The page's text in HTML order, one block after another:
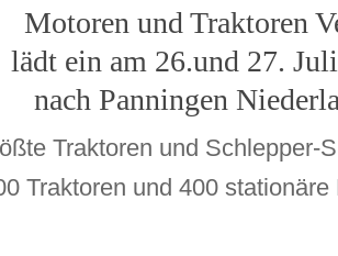
Motoren und Traktoren
lädt ein am 26.und 27.
nach Panningen
Traktoren und Schlepper-
Traktoren und 400 stationäre